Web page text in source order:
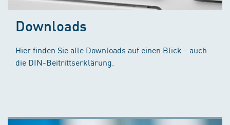
Downloads
Hier finden Sie alle Downloads auf einen Blick - auch
die DIN-Beitrittserklärung.